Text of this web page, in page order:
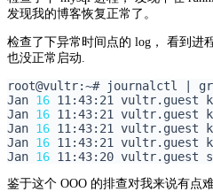
发现我的博客恢复正常了。
检查了下异常时间点的 log， 看到进
也没正常启动.
root@vultr:~# journalctl
Jan 16 11:43:21 vultr.guest
Jan 16 11:43:21 vultr.guest
Jan 16 11:43:21 vultr.guest
Jan 16 11:43:21 vultr.guest
Jan 16 11:43:20 vultr.guest
鉴于这个 OOO 的排查对我来说有点